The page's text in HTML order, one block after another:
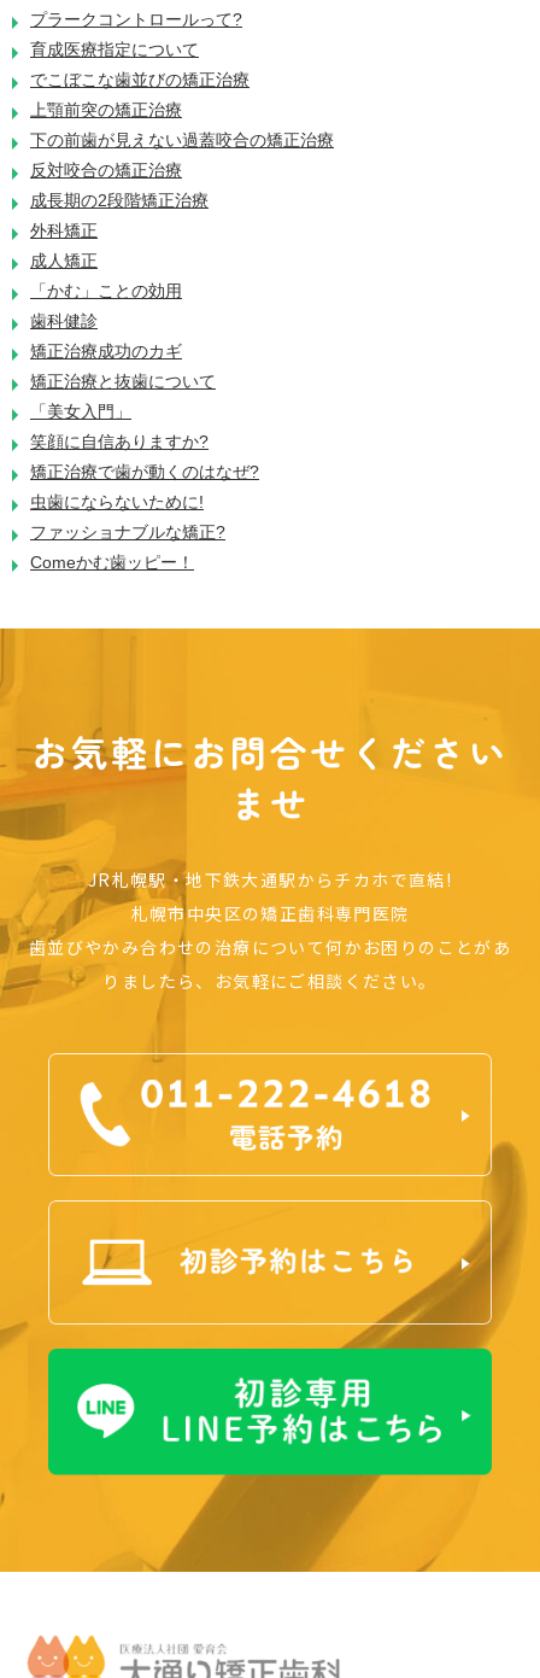
プラークコントロールって?
育成医療指定について
でこぼこな歯並びの矯正治療
上顎前突の矯正治療
下の前歯が見えない過蓋咬合の矯正治療
反対咬合の矯正治療
成長期の2段階矯正治療
外科矯正
成人矯正
「かむ」ことの効用
歯科健診
矯正治療成功のカギ
矯正治療と抜歯について
「美女入門」
笑顔に自信ありますか?
矯正治療で歯が動くのはなぜ?
虫歯にならないために!
ファッショナブルな矯正?
Comeかむ歯ッピー！
お気軽にお問合せください
ませ
JR札幌駅・地下鉄大通駅からチカホで直結!
札幌市中央区の矯正歯科専門医院
歯並びやかみ合わせの治療について何かお困りのことがあ
りましたら、お気軽にご相談ください。